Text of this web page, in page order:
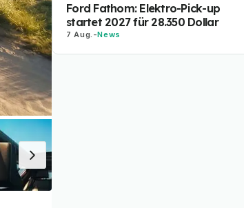
Ford Fathom: Elektro-Pick-up
startet 2027 für 28.350 Dollar
7 Aug. -News